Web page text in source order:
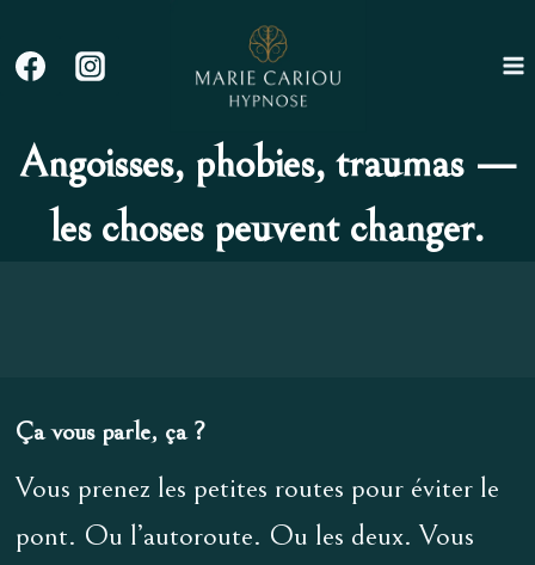
au
Angoisses, phobies, traumas —
les choses peuvent changer.
Ça vous parle, ça ?
Vous prenez les petites routes pour éviter le
pont. Ou l’autoroute. Ou les deux. Vous